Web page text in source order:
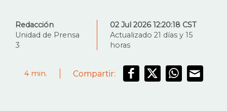
Redacción
Unidad de Prensa
3
02 Jul 2026 12:20:18 CST
Actualizado 21 días y 15
horas
4 min. Compartir: